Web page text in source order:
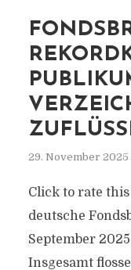
29. November 2025
Click to rate this
deutsche
September
Insgesamt